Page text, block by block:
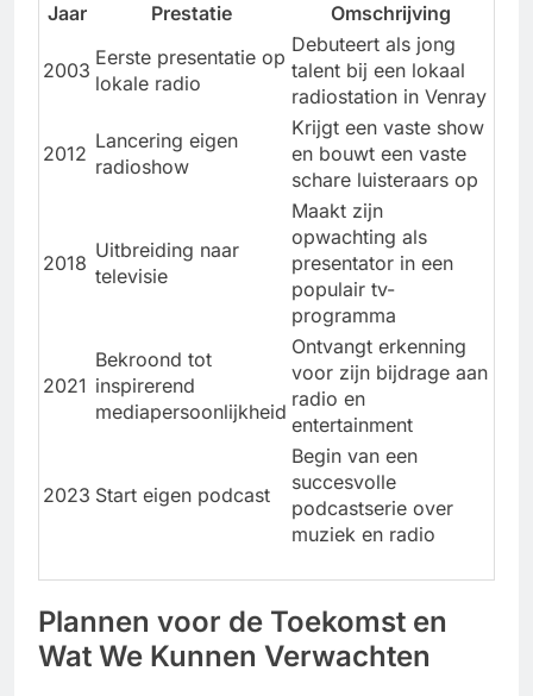
Jaar Prestatie Omschrijving
2003
Eerste presentatie op
lokale radio
Debuteert als jong
talent bij een lokaal
radiostation in Venray
2012
Lancering eigen
radioshow
Krijgt een vaste show
en bouwt een vaste
schare luisteraars op
2018
Uitbreiding naar
televisie
Maakt zijn
opwachting als
presentator in een
populair tv-
programma
2021
Bekroond tot
inspirerend
mediapersoonlijkheid
Ontvangt erkenning
voor zijn bijdrage aan
radio en
entertainment
2023 Start eigen podcast
Begin van een
succesvolle
podcastserie over
muziek en radio
Plannen voor de Toekomst en
Wat We Kunnen Verwachten